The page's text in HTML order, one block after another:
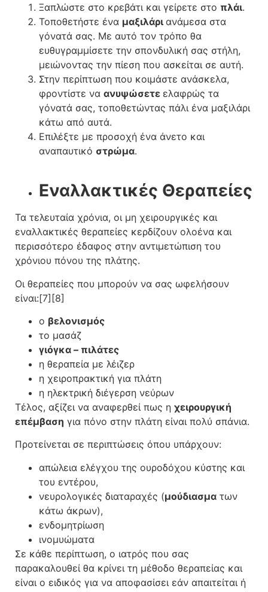
Ξαπλώστε στο κρεβάτι και γείρετε στο πλάι.
Τοποθετήστε ένα μαξιλάρι ανάμεσα στα
γόνατά σας. Με αυτό τον τρόπο θα
ευθυγραμμίσετε την σπονδυλική σας στήλη,
μειώνοντας την πίεση που ασκείται σε αυτή.
Στην περίπτωση που κοιμάστε ανάσκελα,
φροντίστε να ανυψώσετε ελαφρώς τα
γόνατά σας, τοποθετώντας πάλι ένα μαξιλάρι
κάτω από αυτά.
Επιλέξτε με προσοχή ένα άνετο και
αναπαυτικό στρώμα.
Εναλλακτικές Θεραπείες
Τα τελευταία χρόνια, οι μη χειρουργικές και
εναλλακτικές θεραπείες κερδίζουν ολοένα και
περισσότερο έδαφος στην αντιμετώπιση του
χρόνιου πόνου της πλάτης.
Οι θεραπείες που μπορούν να σας ωφελήσουν
είναι:[7][8]
o βελονισμός
το μασάζ
γιόγκα – πιλάτες
η θεραπεία με λέιζερ
η χειροπρακτική για πλάτη
η ηλεκτρική διέγερση νεύρων
Τέλος, αξίζει να αναφερθεί πως η χειρουργική
επέμβαση για πόνο στην πλάτη είναι πολύ σπάνια.
Προτείνεται σε περιπτώσεις όπου υπάρχουν:
απώλεια ελέγχου της ουροδόχου κύστης και
του εντέρου,
νευρολογικές διαταραχές (μούδιασμα των
κάτω άκρων),
ενδομητρίωση
ινομυώματα
Σε κάθε περίπτωση, ο ιατρός που σας
παρακαλουθεί θα κρίνει τη μέθοδο θεραπείας και
είναι ο ειδικός για να αποφασίσει εάν απαιτείται ή